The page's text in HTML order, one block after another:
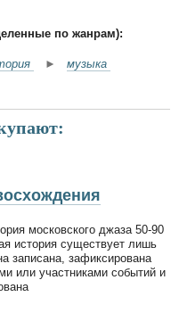
по жанрам):
► музыка
московского джаза 50-90
история существует лишь
записана, зафиксирована
или участниками событий и